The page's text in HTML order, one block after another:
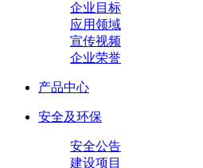
企业目标
应用领域
宣传视频
企业荣誉
产品中心
安全及环保
安全公告
建设项目